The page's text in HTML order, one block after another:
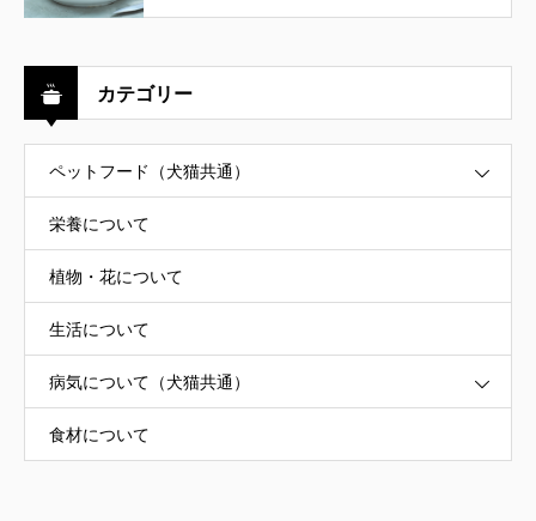
カテゴリー
ペットフード（犬猫共通）
栄養について
植物・花について
生活について
病気について（犬猫共通）
食材について